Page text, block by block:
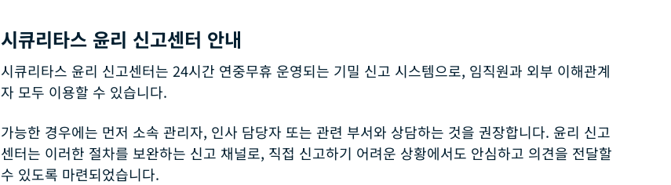
시큐리타스 윤리 신고센터 안내
시큐리타스 윤리 신고센터는 24시간 연중무휴 운영되는 기밀 신고 시스템으로, 임직원과 외부 이해관계
자 모두 이용할 수 있습니다.
가능한 경우에는 먼저 소속 관리자, 인사 담당자 또는 관련 부서와 상담하는 것을 권장합니다. 윤리 신고
센터는 이러한 절차를 보완하는 신고 채널로, 직접 신고하기 어려운 상황에서도 안심하고 의견을 전달할
수 있도록 마련되었습니다.